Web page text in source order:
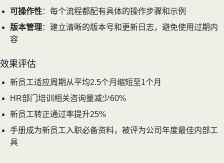
可操作性：每个流程都配有具体的操作步骤和示例
版本管理：建立清晰的版本号和更新日志，避免使用过期内
容
效果评估
新员工适应周期从平均2.5个月缩短至1个月
HR部门培训相关咨询量减少60%
新员工转正通过率提升25%
手册成为新员工入职必备资料，被评为公司年度最佳内部工
具